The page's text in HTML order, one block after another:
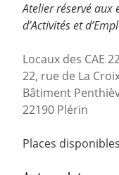
Atelier réservé aux
d’Activités et
Locaux des CAE
22, rue de La
Bâtiment
22190 Plérin
Places